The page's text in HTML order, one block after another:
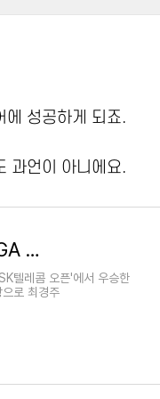
에 성공하게 되죠.
과언이 아니에요.
골프 54세 최경주 최고령 우승, 핀크스CC <KPGA 투어 'SK텔레콤 오픈'> 상금은?
텔레콤 오픈'에서 우승한
로 최경주